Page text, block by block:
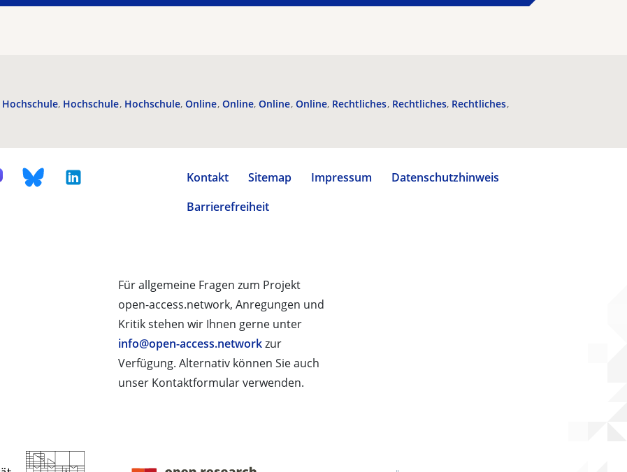
Hochschule Hochschule Hochschule Online Online Online Online Rechtliches Rechtliches Rechtliches
Kontakt Sitemap Impressum
Datenschutzhinweis
Barrierefreiheit
Für allgemeine Fragen zum Projekt
open-access.network, Anregungen und
Kritik stehen wir Ihnen gerne unter
info@open-access.networkzur
Verfügung. Alternativ können Sie auch
unser Kontaktformular verwenden.